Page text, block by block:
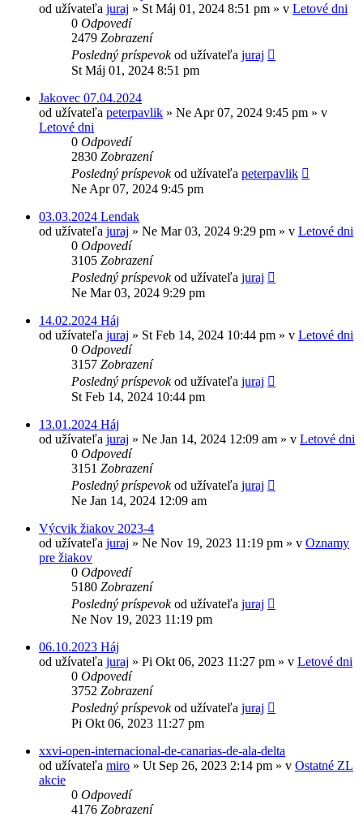
od užívateľa juraj » St Máj 01, 2024 8:51 pm » v Letové dni
0 Odpovedí
2479 Zobrazení
Posledný príspevokod užívateľa juraj
St Máj 01, 2024 8:51 pm
Jakovec 07.04.2024
od užívateľa peterpavlik » Ne Apr 07, 2024 9:45 pm » v
Letové dni
0 Odpovedí
2830 Zobrazení
Posledný príspevokod užívateľa peterpavlik
Ne Apr 07, 2024 9:45 pm
03.03.2024 Lendak
od užívateľa juraj » Ne Mar 03, 2024 9:29 pm » v Letové dni
0 Odpovedí
3105 Zobrazení
Posledný príspevokod užívateľa juraj
Ne Mar 03, 2024 9:29 pm
14.02.2024 Háj
od užívateľa juraj » St Feb 14, 2024 10:44 pm » v Letové dni
0 Odpovedí
3157 Zobrazení
Posledný príspevokod užívateľa juraj
St Feb 14, 2024 10:44 pm
13.01.2024 Háj
od užívateľa juraj » Ne Jan 14, 2024 12:09 am » v Letové dni
0 Odpovedí
3151 Zobrazení
Posledný príspevokod užívateľa juraj
Ne Jan 14, 2024 12:09 am
Výcvik žiakov 2023-4
od užívateľa juraj » Ne Nov 19, 2023 11:19 pm » v Oznamy
pre žiakov
0 Odpovedí
5180 Zobrazení
Posledný príspevokod užívateľa juraj
Ne Nov 19, 2023 11:19 pm
06.10.2023 Háj
od užívateľa juraj » Pi Okt 06, 2023 11:27 pm » v Letové dni
0 Odpovedí
3752 Zobrazení
Posledný príspevokod užívateľa juraj
Pi Okt 06, 2023 11:27 pm
xxvi-open-internacional-de-canarias-de-ala-delta
od užívateľa miro » Ut Sep 26, 2023 2:14 pm » v Ostatné ZL
akcie
0 Odpovedí
4176 Zobrazení